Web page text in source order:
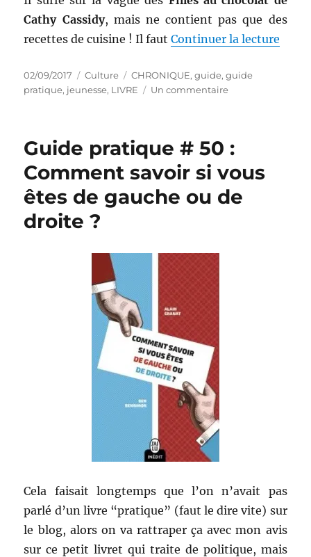
Cathy Cassidy, mais ne contient pas que des
recettes de cuisine ! Il fautContinuer la lecture
Publié
le
02/09/2017 Catégories
Culture Étiquettes
CHRONIQUE,guide,guide
pratique, jeunesse, LIVRE Un commentairesur
51
4
saisons
avec
Guide pratique # 50 :
Comment savoir si vous
êtes de gauche ou de
droite ?
Cela faisait longtemps que l’on n’avait pas
parlé d’un livre “pratique” (faut le dire vite) sur
le blog, alors on va rattraper ça avec mon avis
sur ce petit livret qui traite de politique, mais